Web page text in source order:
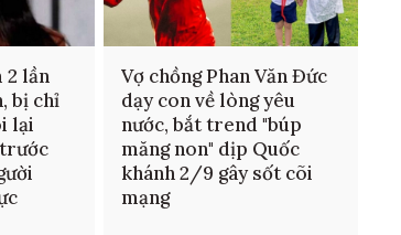
2 lần
bị chỉ
lại
Vợ chồng Phan Văn Đức
dạy con về lòng yêu
nước, bắt trend "búp
măng non" dịp Quốc
khánh 2/9 gây sốt cõi
mạng